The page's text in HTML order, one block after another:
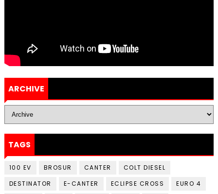
ARCHIVE
TAGS
100 EV BROSUR CANTER
COLT DIESEL
DESTINATOR
E-CANTER ECLIPSE CROSS
EURO 4